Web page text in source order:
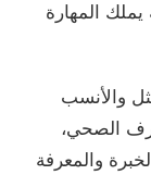
المهارة
والأنسب
الصحي،
والمعرفة